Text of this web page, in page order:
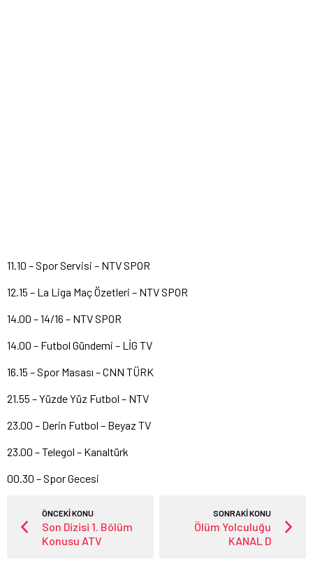
11.10 – Spor Servisi – NTV SPOR
12.15 – La Liga Maç Özetleri – NTV SPOR
14.00 – 14/16 – NTV SPOR
14.00 – Futbol Gündemi – LİG TV
16.15 – Spor Masası – CNN TÜRK
21.55 – Yüzde Yüz Futbol – NTV
23.00 – Derin Futbol – Beyaz TV
23.00 – Telegol – Kanaltürk
00.30 – Spor Gecesi
ÖNCEKİ KONU
Son Dizisi 1. Bölüm
Konusu ATV
SONRAKİ KONU
Ölüm Yolculuğu
KANAL D